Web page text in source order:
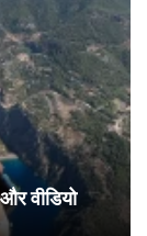
वीडियो